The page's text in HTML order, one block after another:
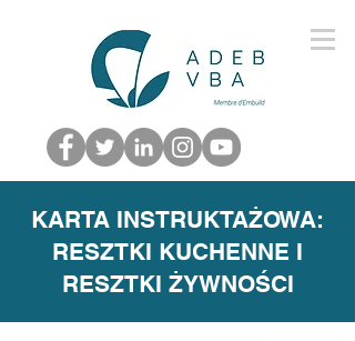
KARTA INSTRUKTAŻOWA:
RESZTKI KUCHENNE I
RESZTKI ŻYWNOŚCI